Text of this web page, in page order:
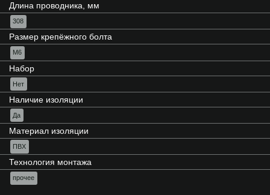
Длина проводника, мм
308
Размер крепёжного болта
М6
Набор
Нет
Наличие изоляции
Да
Материал изоляции
ПВХ
Технология монтажа
прочее